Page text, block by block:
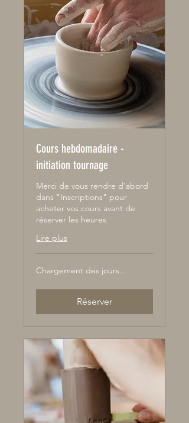
Cours hebdomadaire -
initiation tournage
Merci de vous rendre d'abord
dans "Inscriptions" pour
acheter vos cours avant de
réserver les heures
Lire plus
Chargement des jours...
Réserver